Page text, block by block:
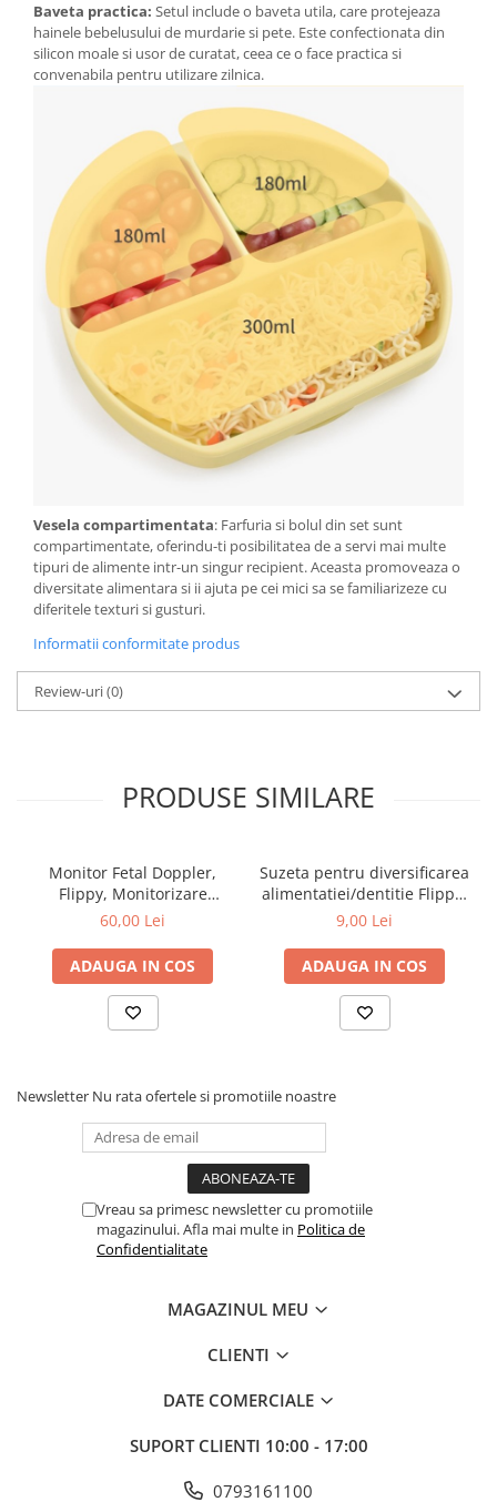
Baveta practica: Setul include o baveta utila, care protejeaza
hainele bebelusului de murdarie si pete. Este confectionata din
silicon moale si usor de curatat, ceea ce o face practica si
convenabila pentru utilizare zilnica.
Vesela compartimentata: Farfuria si bolul din set sunt
compartimentate, oferindu-ti posibilitatea de a servi mai multe
tipuri de alimente intr-un singur recipient. Aceasta promoveaza o
diversitate alimentara si ii ajuta pe cei mici sa se familiarizeze cu
diferitele texturi si gusturi.
Informatii conformitate produs
Review-uri(0)
PRODUSE SIMILARE
Monitor Fetal Doppler,
Flippy, Monitorizare
Sarcina, Ritm Cardiac,
Baterii AA (neincluse),
Portabil, din ABS, 12.8 x 9.6
x 3 cm, Utilizare de la 9
Saptamani, Roz
60,00 Lei
ADAUGA IN COS
Suzeta pentru diversificarea
alimentatiei/dentitie Flippy,
potrivit pentru fructe si
fara BPA
9,00 Lei
ADAUGA IN COS
Newsletter Nu rata ofertele si promotiile noastre
Vreau sa primesc newsletter cu promotiile
magazinului. Afla mai multe in Politica de
Confidentialitate
MAGAZINUL MEU
CLIENTI
DATE COMERCIALE
SUPORT CLIENTI 10:00 - 17:00
0793161100